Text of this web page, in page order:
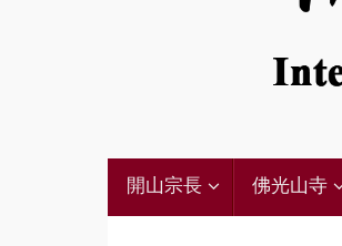
content
開山宗長 佛光山寺